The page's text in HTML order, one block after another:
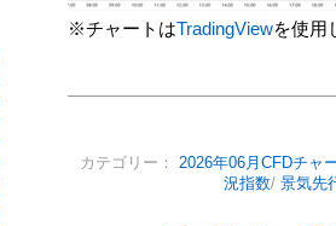
※チャートはTradingViewを使用
カテゴリー： 2026年06月CFDチャ
況指数/ 景気先